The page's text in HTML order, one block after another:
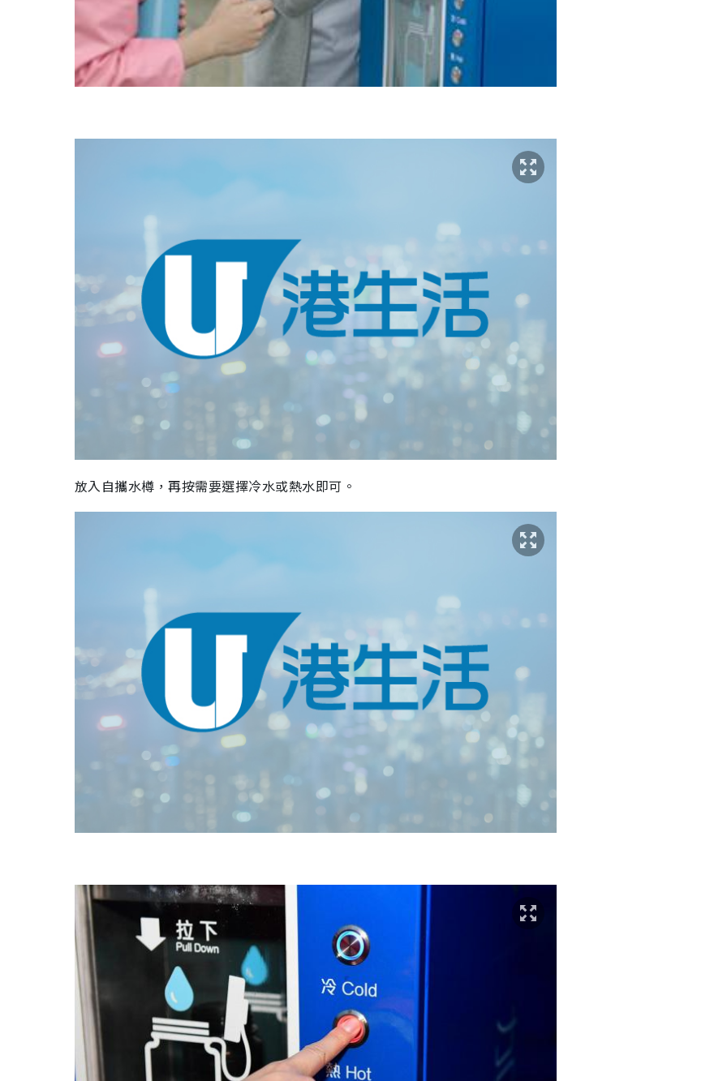
放入自攜水樽，再按需要選擇冷水或熱水即可。